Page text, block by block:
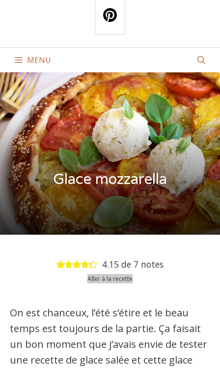
MENU
Glace mozzarella
4.15 de 7 notes
Aller à la recette
On est chanceux, l’été s’étire et le beau
temps est toujours de la partie. Ça faisait
un bon moment que j’avais envie de tester
une recette de glace salée et cette glace